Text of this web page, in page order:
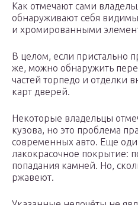
Как отмечают сами
обнаруживают себя
и хромированными
В целом, если пристально
же, можно обнаружить
частей торпедо и отделки
карт дверей.
Некоторые владельцы
кузова, но это проблема
современных авто. Еще
лакокрасочное покрытие:
попадания камней. Но,
ржавеют.